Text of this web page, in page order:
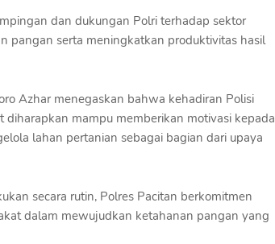
dan dukungan Polri terhadap sektor
pangan serta meningkatkan produktivitas hasil
Azhar menegaskan bahwa kehadiran Polisi
diharapkan mampu memberikan motivasi kepada
lahan pertanian sebagai bagian dari upaya
secara rutin, Polres Pacitan berkomitmen
dalam mewujudkan ketahanan pangan yang